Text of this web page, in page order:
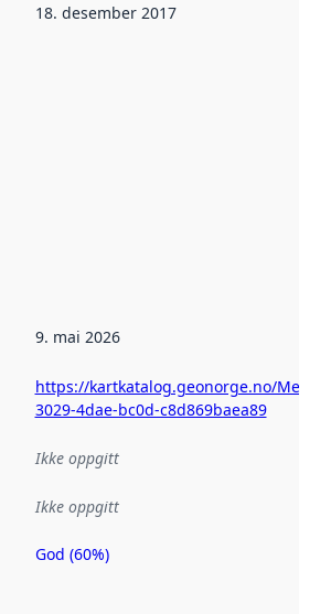
ble
ha
om
her
18. desember 2017
9. mai 2026
https://kartkatalog.geonorge.no/
3029-4dae-bc0d-c8d869baea89
Ikke oppgitt
Ikke oppgitt
Metadatakvalitet
God (60%)